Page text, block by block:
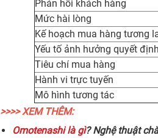
Phản hồi khách hàng
Mức hài lòng
Kế hoạch mua hàng tương
Yếu tố ảnh hưởng quyết
Tiêu chí mua hàng
Hành vi trực tuyến
Mô hình tương tác
>>>> XEM THÊM:
Omotenashi là gì? Nghệ thuật